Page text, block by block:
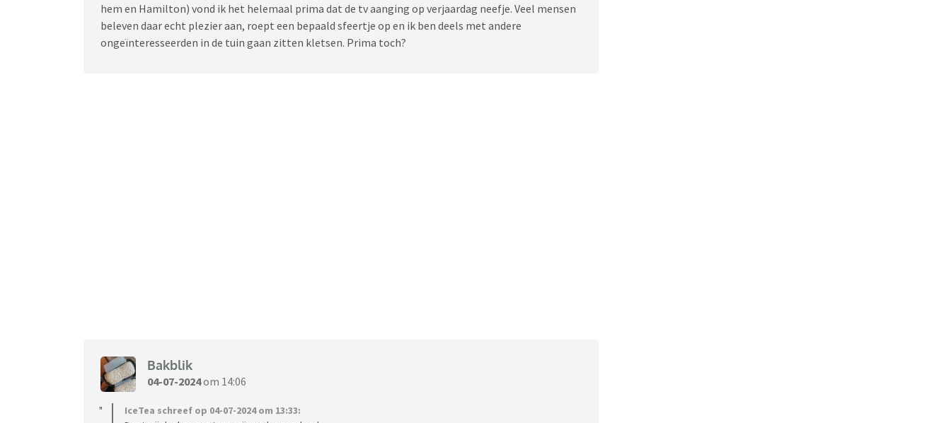
hem en Hamilton) vond ik het helemaal prima dat de tv aanging op verjaardag neefje. Veel mensen
beleven daar echt plezier aan, roept een bepaald sfeertje op en ik ben deels met andere
ongeïnteresseerden in de tuin gaan zitten kletsen. Prima toch?
Bakblik
04-07-2024om 14:06
IceTea schreef op 04-07-2024 om 13:33: